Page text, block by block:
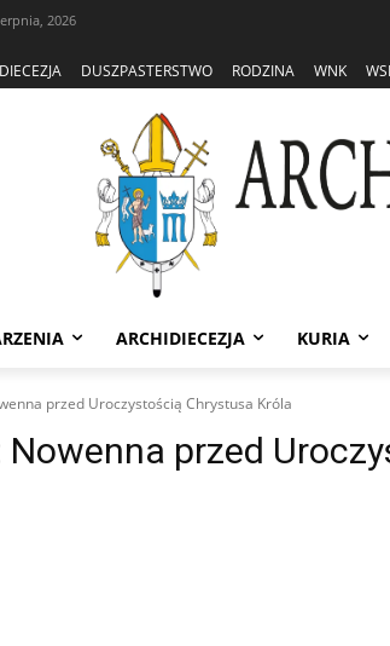
2026
DUSZPASTERSTWO RODZINA WNK
ARCHIDIECEZJA KURIA
przed Uroczystością Chrystusa Króla
Nowenna przed